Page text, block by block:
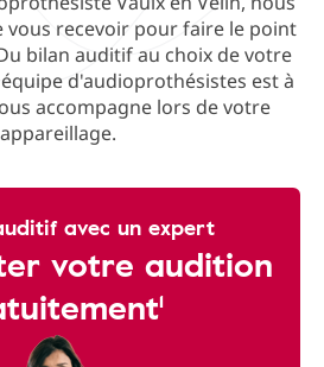
vous recevoir pour faire le point
bilan auditif au choix de votre
d'audioprothésistes est à
accompagne lors de votre
appareillage.
avec un expert
votre audition